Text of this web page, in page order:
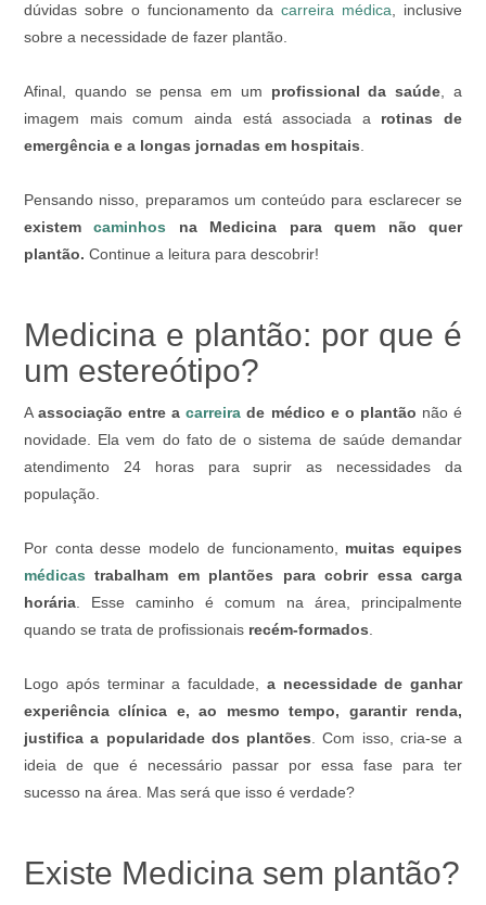
dúvidas sobre o funcionamento dacarreira médica, inclusive
sobre a necessidade de fazer plantão.
Afinal, quando se pensa em um profissional da saúde, a
imagem mais comum ainda está associada a rotinas de
emergência e a longas jornadas em hospitais.
Pensando nisso, preparamos um conteúdo para esclarecer se
existemcaminhos na Medicina para quem não quer
plantão. Continue a leitura para descobrir!
Medicina e plantão: por que é
um estereótipo?
Aassociação entre acarreira de médico e o plantão não é
novidade. Ela vem do fato de o sistema de saúde demandar
atendimento 24 horas para suprir as necessidades da
população.
Por conta desse modelo de funcionamento, muitas equipes
médicas trabalham em plantões para cobrir essa carga
horária. Esse caminho é comum na área, principalmente
quando se trata de profissionais recém-formados.
Logo após terminar a faculdade, a necessidade de ganhar
experiência clínica e, ao mesmo tempo, garantir renda,
justifica a popularidade dos plantões. Com isso, cria-se a
ideia de que é necessário passar por essa fase para ter
sucesso na área. Mas será que isso é verdade?
Existe Medicina sem plantão?